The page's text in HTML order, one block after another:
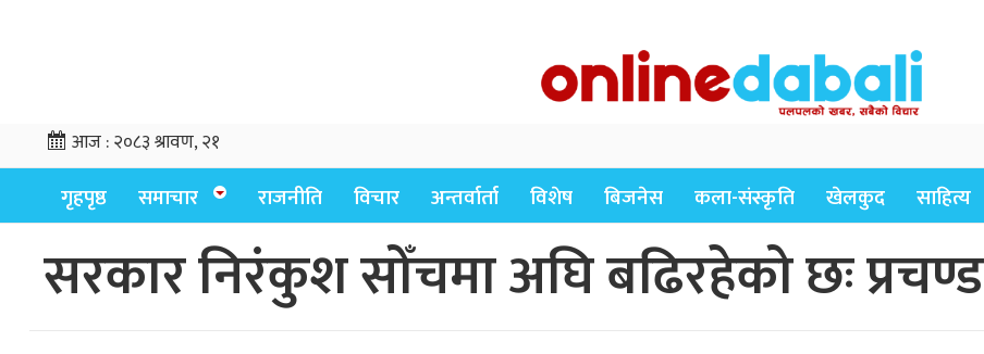
आज :२०८३ श्रावण, २१
गृहपृष्ठ समाचार राजनीति विचार अन्तर्वार्ता विशेष बिजनेस कला-संस्कृति खेलकुद साहित्य
सरकार निरंकुश सोँचमा अघि बढिरहेको छः प्रचण्ड